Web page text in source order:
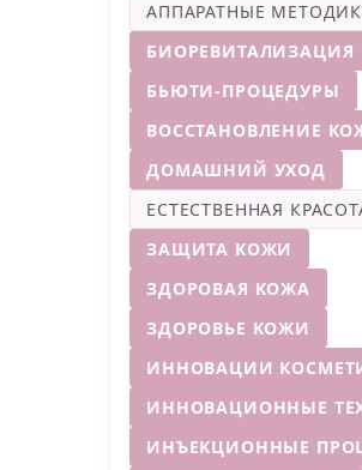
АППАРАТНЫЕ
БИОРЕВИТАЛИЗАЦИЯ
БЬЮТИ-ПРОЦЕДУРЫ
ВОССТАНОВЛЕНИЕ
ДОМАШНИЙ УХОД
ЕСТЕСТВЕННАЯ
ЗАЩИТА КОЖИ
ЗДОРОВАЯ КОЖА
ЗДОРОВЬЕ КОЖИ
ИННОВАЦИИ
ИННОВАЦИОННЫЕ
ИНЪЕКЦИОННЫЕ